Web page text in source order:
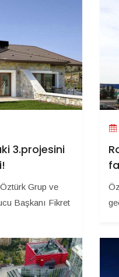
3.projesini
Grup ve
Başkanı Fikret